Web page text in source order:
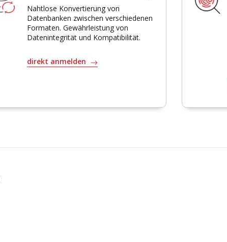
Nahtlose Konvertierung von
Datenbanken zwischen verschiedenen
Formaten. Gewährleistung von
Datenintegrität und Kompatibilität.
direkt anmelden